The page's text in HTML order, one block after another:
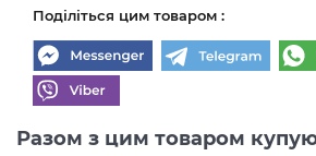
Поділіться цим товаром :
Разом з цим товаром